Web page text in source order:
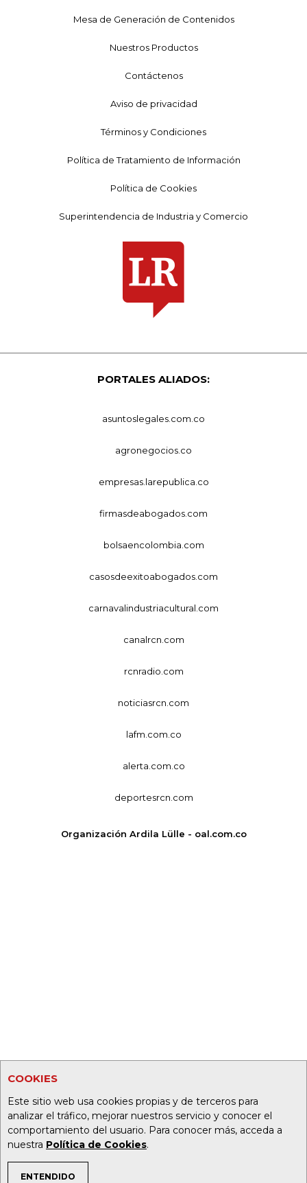
COOKIES
Este sitio web usa cookies propias y de terceros para
analizar el tráfico, mejorar nuestros servicio y conocer el
comportamiento del usuario. Para conocer más, acceda a
nuestra Política de Cookies.
ENTENDIDO
Mesa de Generación de Contenidos
Nuestros Productos
Contáctenos
Aviso de privacidad
Términos y Condiciones
Política de Tratamiento de Información
Política de Cookies
Superintendencia de Industria y Comercio
PORTALES ALIADOS:
asuntoslegales.com.co
agronegocios.co
empresas.larepublica.co
firmasdeabogados.com
bolsaencolombia.com
casosdeexitoabogados.com
carnavalindustriacultural.com
canalrcn.com
rcnradio.com
noticiasrcn.com
lafm.com.co
alerta.com.co
deportesrcn.com
Organización Ardila Lülle - oal.com.co